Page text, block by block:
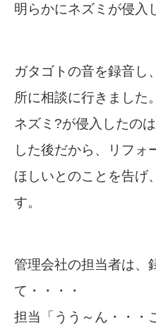
明らかにネズミが侵入
ガタゴトの音を録音し
所に相談に行きました。
ネズミ?が侵入したの
した後だから、リフォ
ほしいとのことを告げ
す。
管理会社の担当者は、
て・・・・
担当「うう～ん・・・